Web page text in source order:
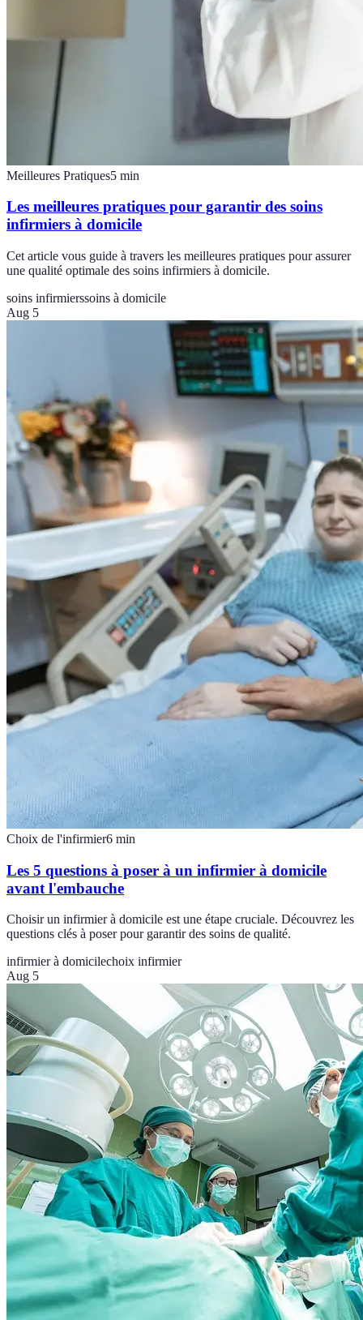
Meilleures Pratiques5 min
Les meilleures pratiques pour garantir des soins
infirmiers à domicile
Cet article vous guide à travers les meilleures pratiques pour assurer
une qualité optimale des soins infirmiers à domicile.
soins infirmierssoins à domicile
Aug 5
Choix de l'infirmier6 min
Les 5 questions à poser à un infirmier à domicile
avant l'embauche
Choisir un infirmier à domicile est une étape cruciale. Découvrez les
questions clés à poser pour garantir des soins de qualité.
infirmier à domicilechoix infirmier
Aug 5